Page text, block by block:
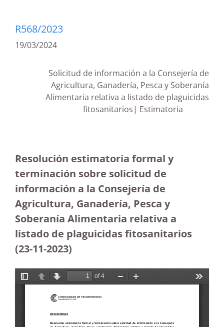
R568/2023
19/03/2024
Solicitud de información a la Consejería de
Agricultura, Ganadería, Pesca y Soberanía
Alimentaria relativa a listado de plaguicidas
fitosanitarios| Estimatoria
Resolución estimatoria formal y
terminación sobre solicitud de
información a la Consejería de
Agricultura, Ganadería, Pesca y
Soberanía Alimentaria relativa a
listado de plaguicidas fitosanitarios
(23-11-2023)